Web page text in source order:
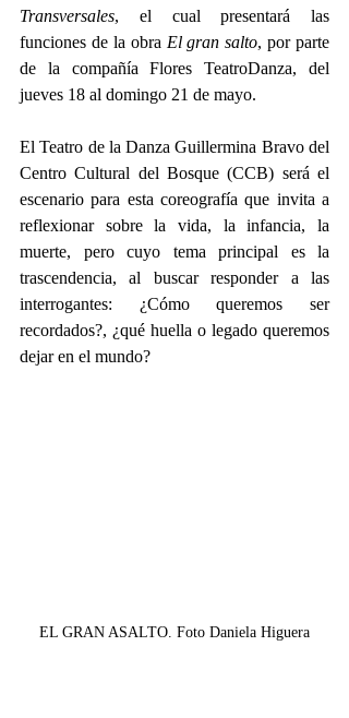
Transversales, el cual presentará las
funciones de la obra El gran salto, por parte
de la compañía Flores TeatroDanza, del
jueves 18 al domingo 21 de mayo.
El Teatro de la Danza Guillermina Bravo del
Centro Cultural del Bosque (CCB) será el
escenario para esta coreografía que invita a
reflexionar sobre la vida, la infancia, la
muerte, pero cuyo tema principal es la
trascendencia, al buscar responder a las
interrogantes: ¿Cómo queremos ser
recordados?, ¿qué huella o legado queremos
dejar en el mundo?
EL GRAN ASALTO. Foto Daniela Higuera